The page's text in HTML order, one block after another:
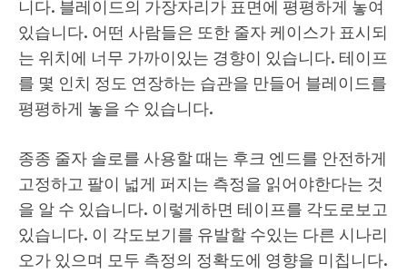
니다. 블레이드의 가장자리가 표면에 평평하게 놓여
있습니다. 어떤 사람들은 또한 줄자 케이스가 표시되
는 위치에 너무 가까이있는 경향이 있습니다. 테이프
를 몇 인치 정도 연장하는 습관을 만들어 블레이드를
평평하게 놓을 수 있습니다.
종종 줄자 솔로를 사용할 때는 후크 엔드를 안전하게
고정하고 팔이 넓게 퍼지는 측정을 읽어야한다는 것
을 알 수 있습니다. 이렇게하면 테이프를 각도로보고
있습니다. 이 각도보기를 유발할 수있는 다른 시나리
오가 있으며 모두 측정의 정확도에 영향을 미칩니다.